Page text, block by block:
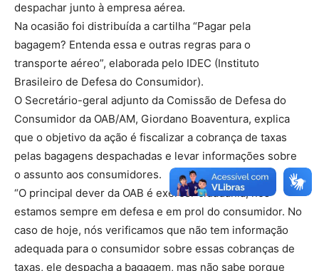
despachar junto à empresa aérea.
Na ocasião foi distribuída a cartilha “Pagar pela
bagagem? Entenda essa e outras regras para o
transporte aéreo”, elaborada pelo IDEC (Instituto
Brasileiro de Defesa do Consumidor).
O Secretário-geral adjunto da Comissão de Defesa do
Consumidor da OAB/AM, Giordano Boaventura, explica
que o objetivo da ação é fiscalizar a cobrança de taxas
pelas bagagens despachadas e levar informações sobre
o assunto aos consumidores.
“O principal dever da OAB é exercer cidadania, nós
estamos sempre em defesa e em prol do consumidor. No
caso de hoje, nós verificamos que não tem informação
adequada para o consumidor sobre essas cobranças de
taxas, ele despacha a bagagem, mas não sabe porque